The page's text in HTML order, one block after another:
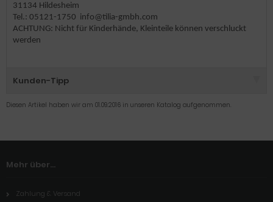
31134 Hildesheim
Tel.: 05121-1750 info@tilia-gmbh.com
ACHTUNG: Nicht für Kinderhände, Kleinteile können verschluckt
werden
Kunden-Tipp
Diesen Artikel haben wir am 01.09.2016 in unseren Katalog aufgenommen.
Mehr über...
Zahlung & Versand